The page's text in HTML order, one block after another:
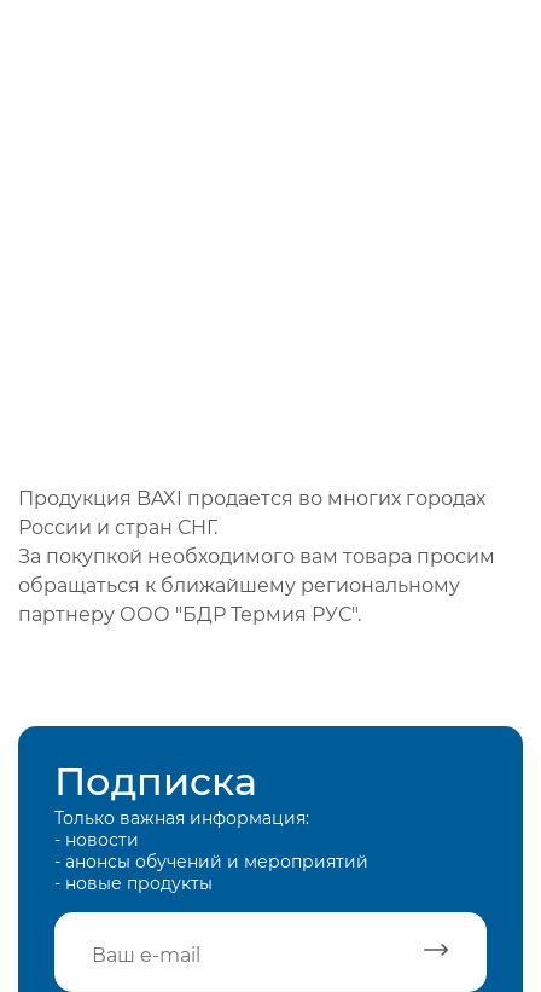
Продукция BAXI продается во многих городах
России и стран СНГ.
За покупкой необходимого вам товара просим
обращаться к ближайшему региональному
партнеру ООО "БДР Термия РУС".
Подписка
Только важная информация:
- новости
- анонсы обучений и мероприятий
- новые продукты